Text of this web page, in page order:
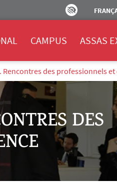
CAMPUS ASSAS
Rencontres des professionnels
DES